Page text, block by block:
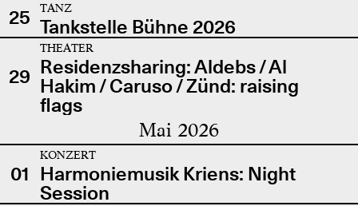
25
TANZ
Tankstelle Bühne 2026
29
THEATER
Residenzsharing: Aldebs / Al
Hakim / Caruso / Zünd: raising
flags
Mai 2026
01
KONZERT
Harmoniemusik Kriens: Night
Session